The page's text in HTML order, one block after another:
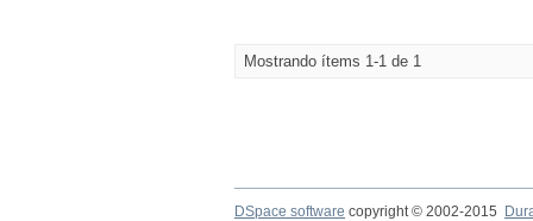
Mostrando ítems 1-1 de 1
DSpace software copyright © 2002-2015